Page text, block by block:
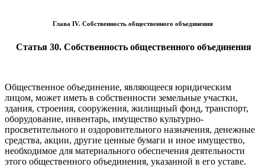
Глава IV. Собственность общественного объединения
Статья 30. Собственность общественного объединения
Общественное объединение, являющееся юридическим
лицом, может иметь в собственности земельные участки,
здания, строения, сооружения, жилищный фонд, транспорт,
оборудование, инвентарь, имущество культурно-
просветительного и оздоровительного назначения, денежные
средства, акции, другие ценные бумаги и иное имущество,
необходимое для материального обеспечения деятельности
этого общественного объединения, указанной в его уставе.